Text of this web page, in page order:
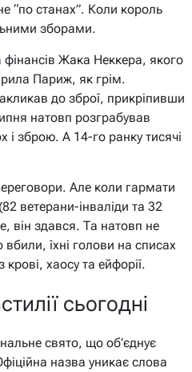
“по станах”. Коли король
зборами.
фінансів Жака Неккера, якого
Париж, як грім.
до зброї, прикріпивши
натовп розграбував
і зброю. А 14-го ранку тисячі
Але коли гармати
ветерани-інваліди та 32
він здався. Та натовп не
їхні голови на списах
хаосу та ейфорії.
сьогодні
свято, що об’єднує
назва уникає слова